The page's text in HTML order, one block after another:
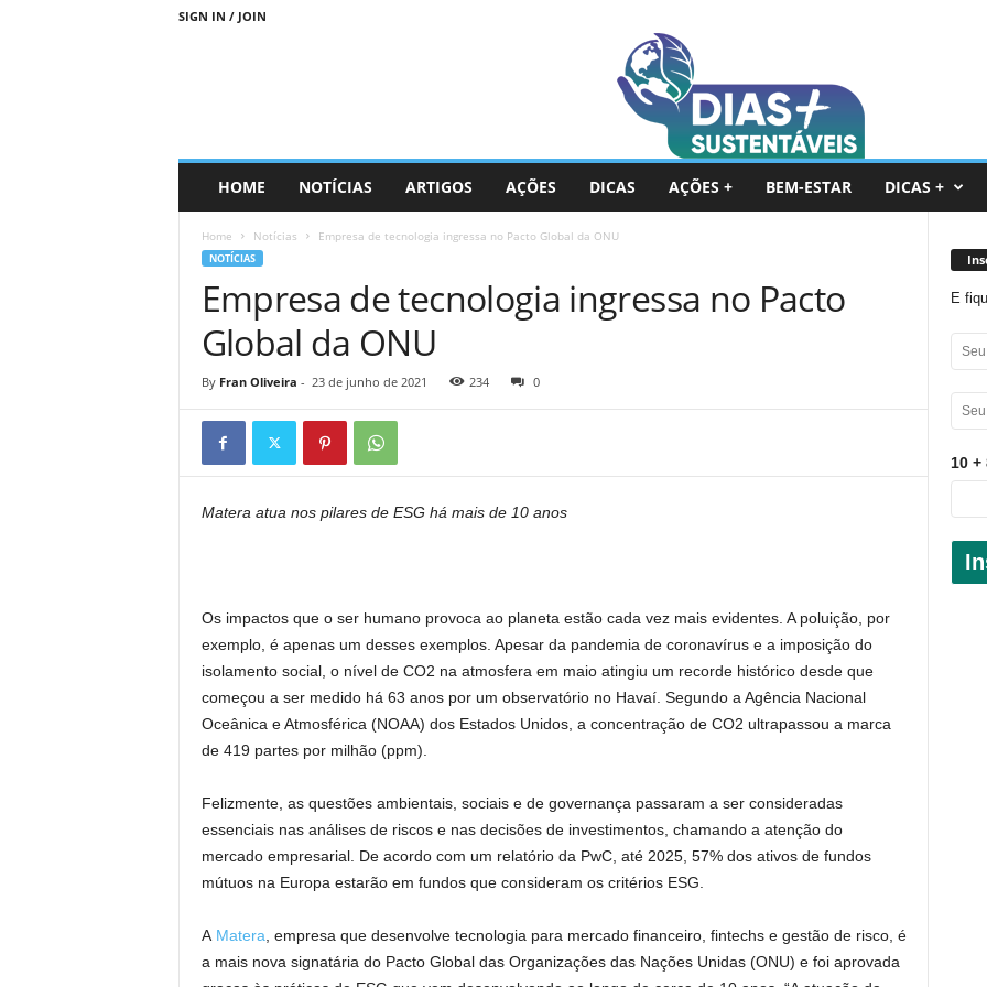
SIGN IN / JOIN
a
HOME NOTÍCIAS ARTIGOS AÇÕES DICAS AÇÕES + BEM-ESTAR DICAS +
Home Notícias Empresa de tecnologia ingressa no Pacto Global da ONU
NOTÍCIAS
Empresa de tecnologia ingressa no Pacto
Global da ONU
By Fran Oliveira - 23 de junho de 2021 234 0
Matera atua nos pilares de ESG há mais de 10 anos
Os impactos que o ser humano provoca ao planeta estão cada vez mais evidentes. A poluição, por
exemplo, é apenas um desses exemplos. Apesar da pandemia de coronavírus e a imposição do
isolamento social, o nível de CO2 na atmosfera em maio atingiu um recorde histórico desde que
começou a ser medido há 63 anos por um observatório no Havaí. Segundo a Agência Nacional
Oceânica e Atmosférica (NOAA) dos Estados Unidos, a concentração de CO2 ultrapassou a marca
de 419 partes por milhão (ppm).
Felizmente, as questões ambientais, sociais e de governança passaram a ser consideradas
essenciais nas análises de riscos e nas decisões de investimentos, chamando a atenção do
mercado empresarial. De acordo com um relatório da PwC, até 2025, 57% dos ativos de fundos
mútuos na Europa estarão em fundos que consideram os critérios ESG.
A Matera , empresa que desenvolve tecnologia para mercado financeiro, fintechs e gestão de risco, é
a mais nova signatária do Pacto Global das Organizações das Nações Unidas (ONU) e foi aprovada
E
10 +